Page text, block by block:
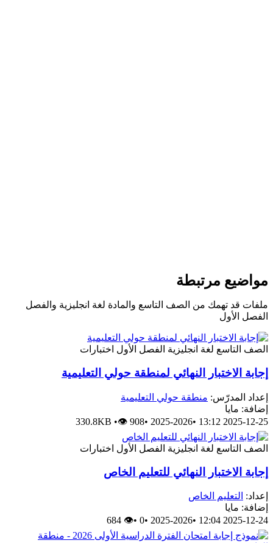
مواضيع مرتبطة
ملفات قد تهمك من الصف التاسع والمادة لغة انجليزية والفصل
الفصل الأول
الصف التاسع لغة انجليزية الفصل الأول اختبارات
إجابة الاختبار النهائي لمنطقة حولي التعليمية
إعداد المدرّس: منطقة حولي التعليمية
إضافة: مايا
2025-12-25 13:12
•
2025-2026
•
330.8KB •👁 908
الصف التاسع لغة انجليزية الفصل الأول اختبارات
إجابة الاختبار النهائي للتعليم الخاص
إعداد: التعليم الخاص
إضافة: مايا
2025-12-24 12:04
•
2025-2026
•
0
•
👁 684